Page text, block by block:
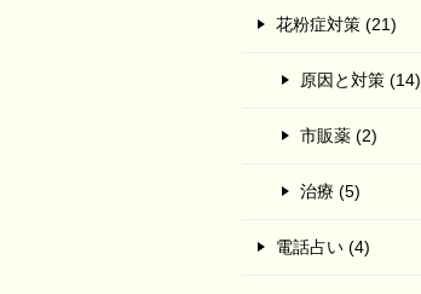
花粉症対策 (21)
原因と対策 (14)
市販薬 (2)
治療 (5)
電話占い (4)